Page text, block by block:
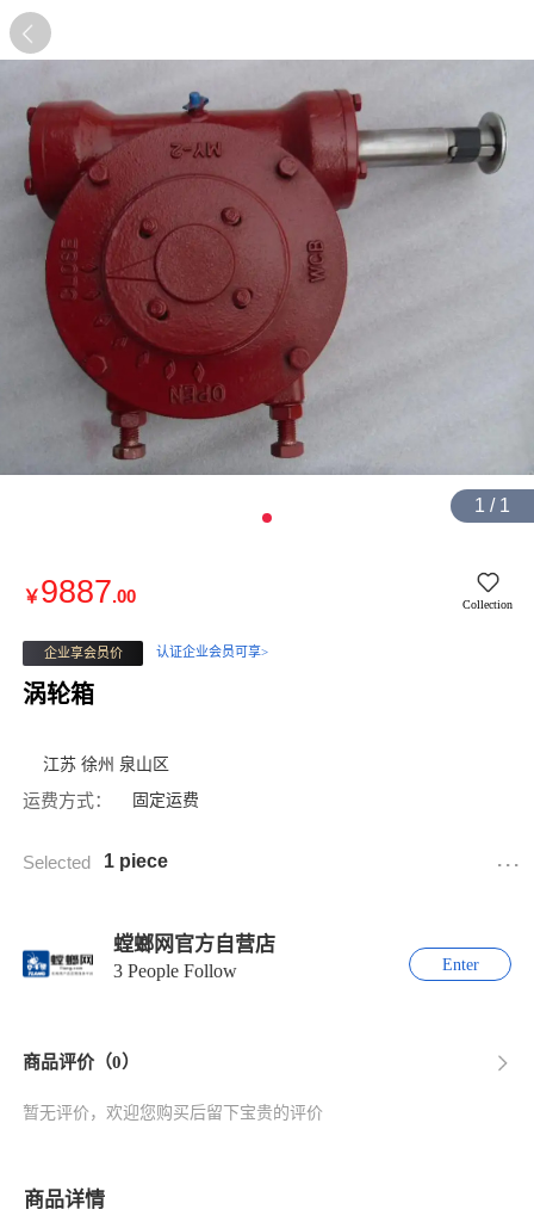
1 / 1
￥9887.00 Collection
企业享会员价 认证企业会员可享>
涡轮箱
江苏 徐州 泉山区
运费方式： 固定运费
Selected 1 piece ...
螳螂网官方自营店
3 People Follow Enter
商品评价（0）
暂无评价，欢迎您购买后留下宝贵的评价
商品详情